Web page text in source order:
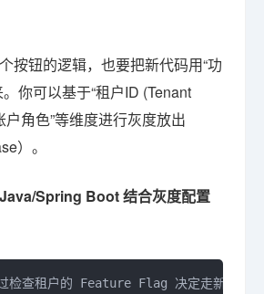
按钮的逻辑，也要把新代码用“功
你可以基于“租户ID (Tenant
户角色”等维度进行灰度放出
）。
Spring Boot 结合灰度配置
检查租户的 Feature Flag 决定走新老逻辑